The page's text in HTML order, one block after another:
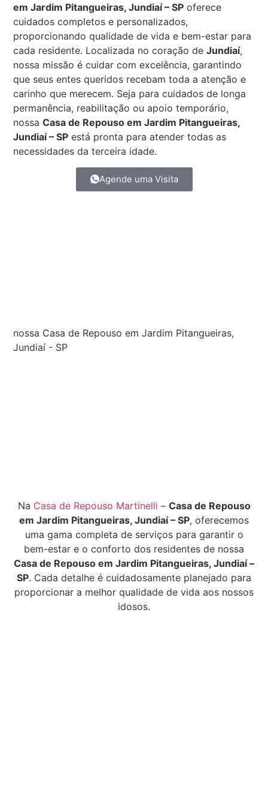
em Jardim Pitangueiras, Jundiaí – SP oferece
cuidados completos e personalizados,
proporcionando qualidade de vida e bem-estar para
cada residente. Localizada no coração deJundiaí,
nossa missão é cuidar com excelência, garantindo
que seus entes queridos recebam toda a atenção e
carinho que merecem. Seja para cuidados de longa
permanência, reabilitação ou apoio temporário,
nossaCasa de Repouso em Jardim Pitangueiras,
Jundiaí – SP está pronta para atender todas as
necessidades da terceira idade.
Agende uma Visita
nossa Casa de Repouso em Jardim Pitangueiras,
Jundiaí - SP
Na Casa de Repouso Martinelli – Casa de Repouso
em Jardim Pitangueiras, Jundiaí – SP, oferecemos
uma gama completa de serviços para garantir o
bem-estar e o conforto dos residentes de nossa
Casa de Repouso em Jardim Pitangueiras, Jundiaí –
SP. Cada detalhe é cuidadosamente planejado para
proporcionar a melhor qualidade de vida aos nossos
idosos.